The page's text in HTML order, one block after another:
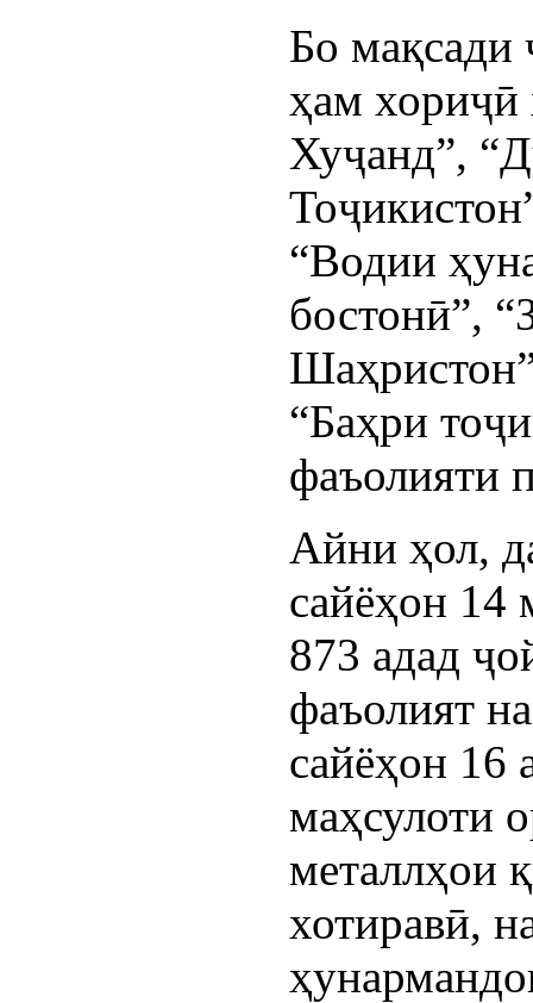
Бо мақсади
ҳам хориҷӣ
Хуҷанд”,
“Водии
бостонӣ”,
“Баҳри
фаъолияти
Айни ҳол,
сайёҳон 14
873 адад
фаъолият
сайёҳон 16
маҳсулоти
металлҳои
хотиравӣ,